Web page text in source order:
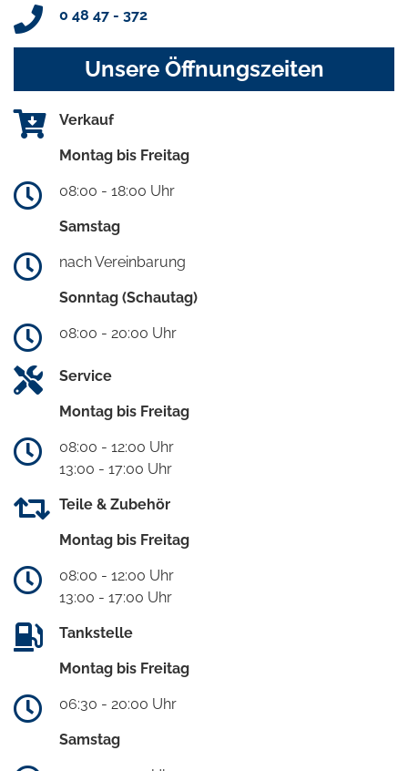
0 48 47 - 372
Unsere Öffnungszeiten
Verkauf
Montag bis Freitag
08:00 - 18:00 Uhr
Samstag
nach Vereinbarung
Sonntag (Schautag)
08:00 - 20:00 Uhr
Service
Montag bis Freitag
08:00 - 12:00 Uhr
13:00 - 17:00 Uhr
Teile & Zubehör
Montag bis Freitag
08:00 - 12:00 Uhr
13:00 - 17:00 Uhr
Tankstelle
Montag bis Freitag
06:30 - 20:00 Uhr
Samstag